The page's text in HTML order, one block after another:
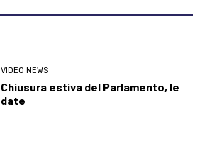
VIDEO NEWS
Chiusura estiva del Parlamento, le
date